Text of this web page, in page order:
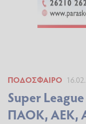
ΠΟΔΌΣΦΑΙΡΟ
Super
ΠΑΟΚ, ΑΕΚ,